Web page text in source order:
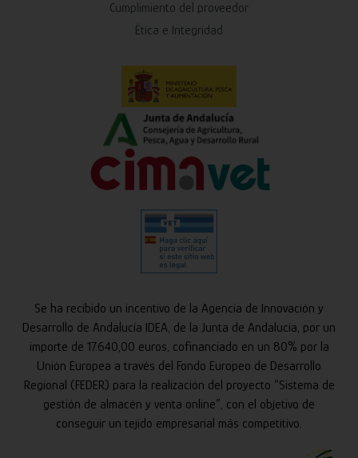
Cumplimiento del proveedor
Ética e Integridad
Se ha recibido un incentivo de la Agencia de Innovación y
Desarrollo de Andalucía IDEA, de la Junta de Andalucía, por un
importe de 17.640,00 euros, cofinanciado en un 80% por la
Unión Europea a través del Fondo Europeo de Desarrollo
Regional (FEDER) para la realización del proyecto “Sistema de
gestión de almacén y venta online”, con el objetivo de
conseguir un tejido empresarial más competitivo.